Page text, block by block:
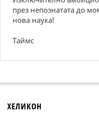
през непознатата до
нова наука!
Таймс
ХЕЛИКОН